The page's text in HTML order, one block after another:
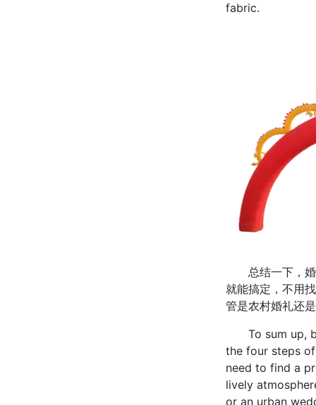
fabric.
总结一下，婚
就能搞定，不用
管是农村婚礼还
To sum up,
the four steps
need to find a
lively
or an urban